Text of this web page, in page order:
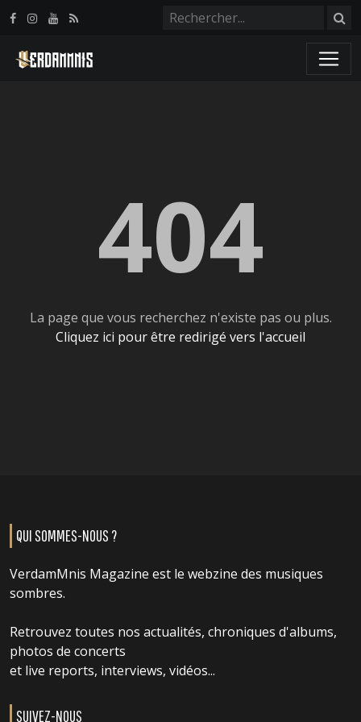
404
La page que vous recherchez n'existe pas ou plus.
Cliquez ici pour être redirigé vers l'accueil
QUI SOMMES-NOUS ?
VerdamMnis Magazine est le webzine des musiques
sombres.
Retrouvez toutes nos actualités, chroniques d'albums,
photos de concerts
et live reports, interviews, vidéos...
SUIVEZ-NOUS
Panneau de gestion des cookies